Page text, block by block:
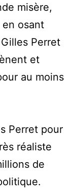
misère,
osant
Perret
et
au moins
Perret pour
réaliste
de